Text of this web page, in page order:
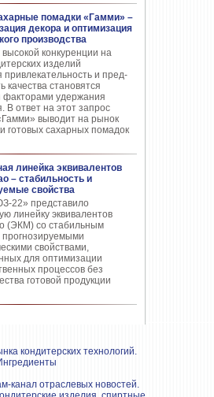
помадки «Гамми» –
декора и оптимизация
производства
кон­куренции на
изделий
привлекательность и пред­
качества ста­новятся
факто­рами удержания
В ответ на этот запрос
выводит на рынок
готовых сахарных помадок
линейка эквивалентов
– стабильность и
свойства
22» представило
линейку эквивалентов
(ЭКМ) со стабильным
прогнозируемыми
свойствами,
для опти­мизации
процес­сов без
готовой про­дукции